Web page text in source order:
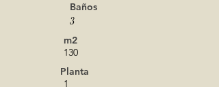
Baños
3
m2
130
Planta
1